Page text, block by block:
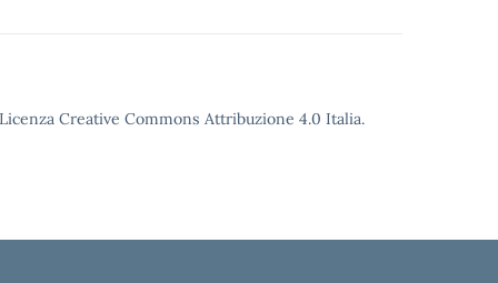
Creative Commons Attribuzione 4.0 Italia.